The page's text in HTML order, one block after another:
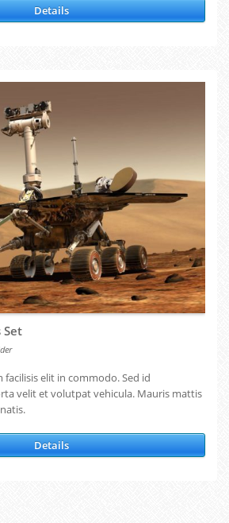
Details
Set
elit in commodo. Sed id
velit et volutpat vehicula. Mauris mattis
Details